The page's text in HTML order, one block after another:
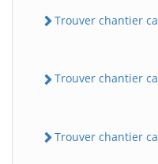
Trouver chantier
Trouver chantier
Trouver chantier